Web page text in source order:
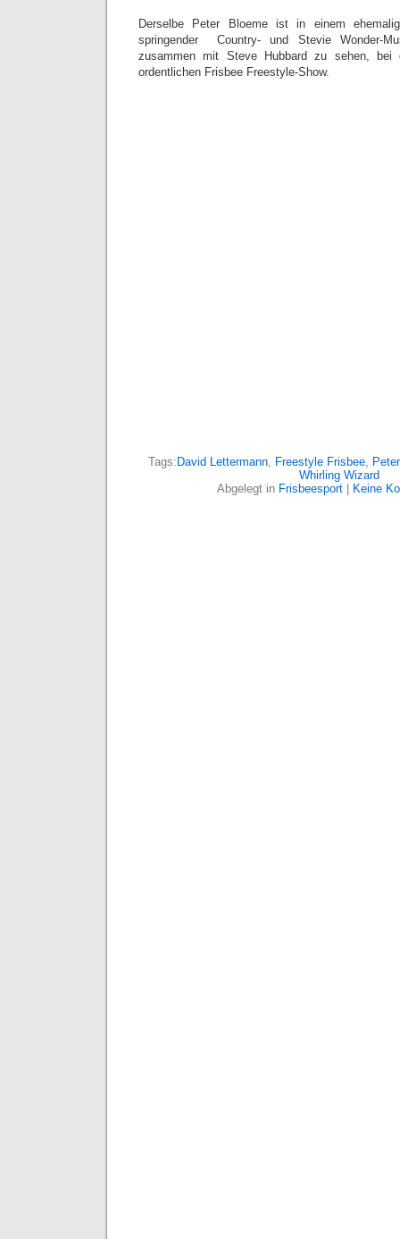
Derselbe Peter Bloeme ist in einem
springender Country- und Stevie Wonder-
zusammen mit Steve Hubbard zu sehen, bei
ordentlichen Frisbee Freestyle-Show.
Tags: David Lettermann, Freestyle Frisbee,
Whirling Wizard
Abgelegt in Frisbeesport Keine